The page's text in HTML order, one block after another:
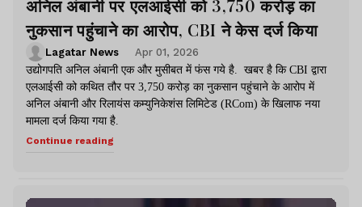
अनिल अंबानी पर एलआईसी को 3,750 करोड़ का
नुकसान पहुंचाने का आरोप, CBI ने केस दर्ज किया
Lagatar News
Apr 01, 2026
उद्योगपति अनिल अंबानी एक और मुसीबत में फंस गये है. खबर है कि CBI द्वारा
एलआईसी को कथित तौर पर 3,750 करोड़ का नुकसान पहुंचाने के आरोप में
अनिल अंबानी और रिलायंस कम्युनिकेशंस लिमिटेड (RCom) के खिलाफ नया
मामला दर्ज किया गया है.
Continue reading